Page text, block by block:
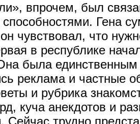
впрочем, был
Гена
чувствовал, что
в республике
была единственным
реклама и частные
и рубрика
куча анекдотов и
трудно